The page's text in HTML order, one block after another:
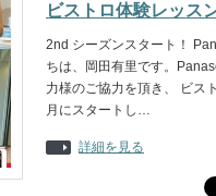
ビストロ体験レッス
2nd シーズンスタート！
ちは、岡田有里です。
力様のご協力を頂き、 ビス
月にスタートし…
詳細を見る